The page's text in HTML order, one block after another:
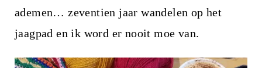
ademen… zeventien jaar wandelen op het
jaagpad en ik word er nooit moe van.